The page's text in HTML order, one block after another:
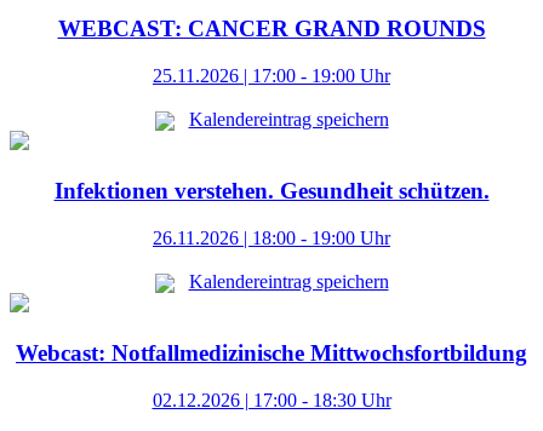
WEBCAST: CANCER GRAND ROUNDS
25.11.2026 | 17:00 - 19:00 Uhr
Kalendereintrag speichern
Infektionen verstehen. Gesundheit schützen.
26.11.2026 | 18:00 - 19:00 Uhr
Kalendereintrag speichern
Webcast: Notfallmedizinische Mittwochsfortbildung
02.12.2026 | 17:00 - 18:30 Uhr